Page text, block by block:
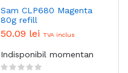
Sam CLP680 Magenta
80g refill
50.09 lei TVA inclus
Indisponibil momentan